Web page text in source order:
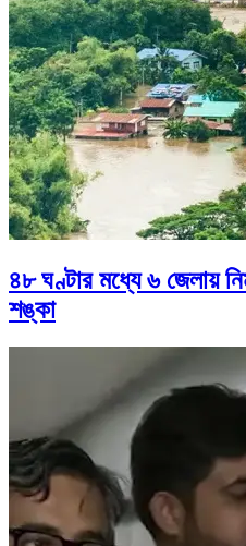
৪৮ ঘণ্টার মধ্যে ৬ জেলায়
শঙ্কা